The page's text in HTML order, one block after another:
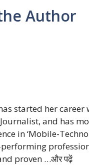
Author
started her career
and has
in ‘Mobile-
performing
proven …और पढ़ें